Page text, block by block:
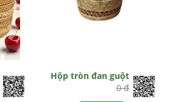
Hộp tròn đan guột
0 đ